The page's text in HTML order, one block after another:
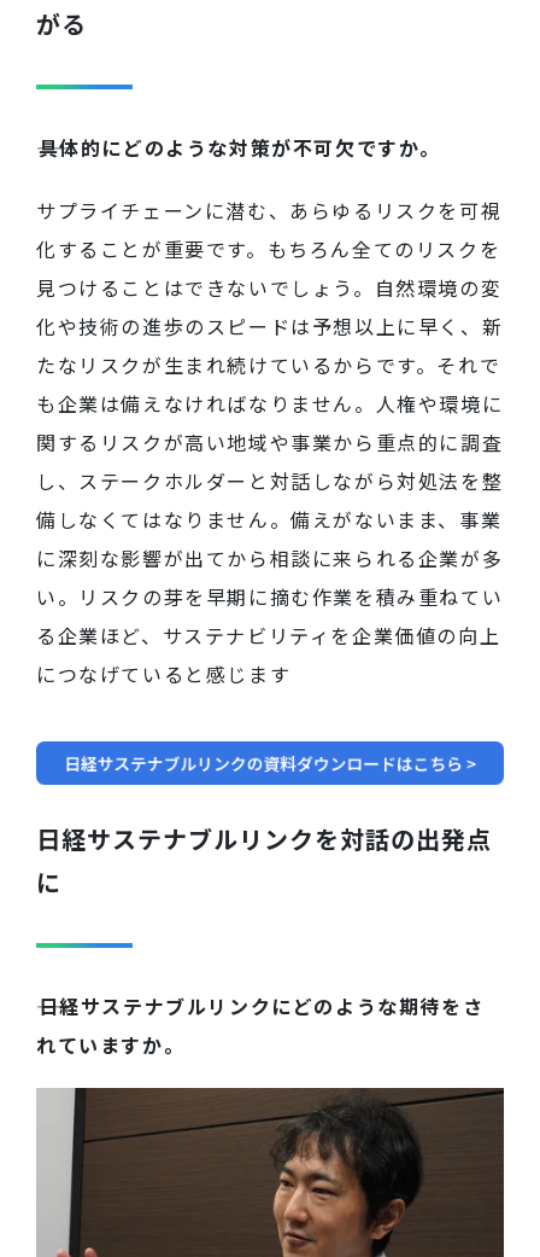
がる
――具体的にどのような対策が不可欠ですか。
サプライチェーンに潜む、 あらゆるリスクを可視
化することが重要です。もちろん全てのリスクを
見つけることはできないでしょう。自然環境の変
化や技術の進歩のスピードは予想以上に早く、新
たなリスクが生まれ続けているからです。それで
も企業は備えなければなりません。人権や環境に
関するリスクが高い地域や事業から重点的に調査
し、ステークホルダーと対話しながら対処法を整
備しなくてはなりません。備えがないまま、事業
に深刻な影響が出てから相談に来られる企業が多
い。リスクの芽を早期に摘む作業を積み重ねてい
る企業ほど、サステナビリティを企業価値の向上
につなげていると感じます
日経サステナブルリンクを対話の出発点
に
――日経サステナブルリンクにどのような期待をさ
れていますか。